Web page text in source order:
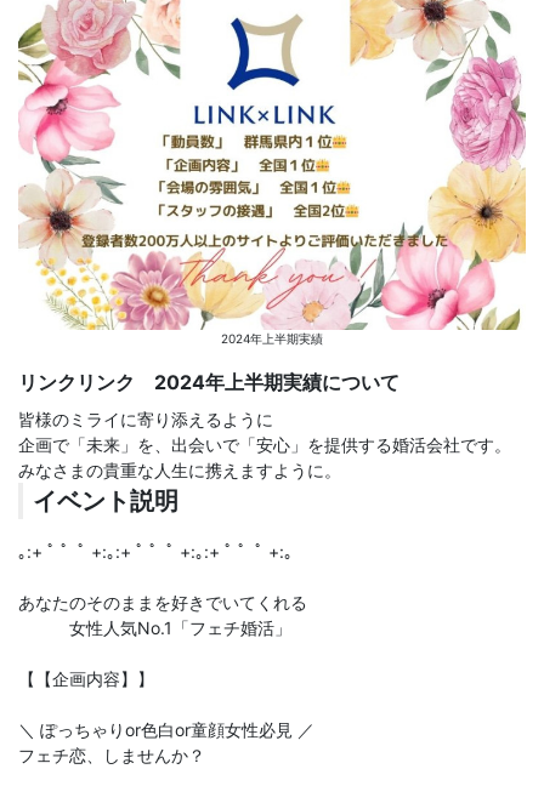
2024年上半期実績
リンクリンク 2024年上半期実績について
皆様のミライに寄り添えるように
企画で「未来」を、出会いで「安心」を提供する婚活会社です。
みなさまの貴重な人生に携えますように。
イベント説明
｡:+ ﾟ ゜ﾟ +:｡:+ ﾟ ゜ﾟ +:｡:+ ﾟ ゜ﾟ +:｡
あなたのそのままを好きでいてくれる
女性人気No.1「フェチ婚活」
【【企画内容】】
＼ ぽっちゃりor色白or童顔女性必見 ／
フェチ恋、しませんか？